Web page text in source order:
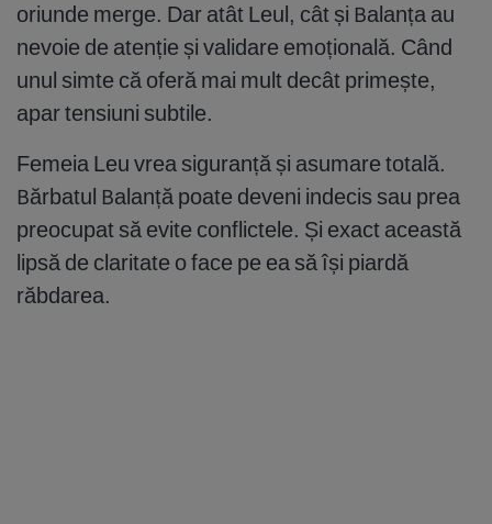
oriunde merge. Dar atât Leul, cât și Balanța au
nevoie de atenție și validare emoțională. Când
unul simte că oferă mai mult decât primește,
apar tensiuni subtile.
Femeia Leu vrea siguranță și asumare totală.
Bărbatul Balanță poate deveni indecis sau prea
preocupat să evite conflictele. Și exact această
lipsă de claritate o face pe ea să își piardă
răbdarea.